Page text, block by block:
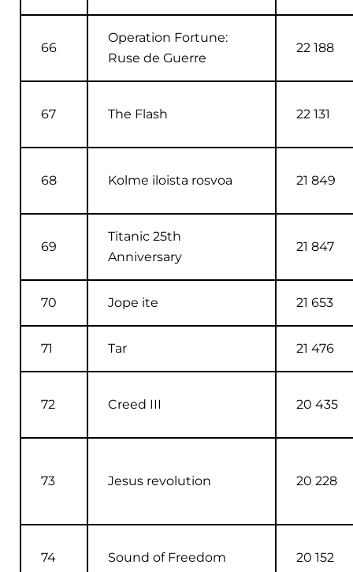
66
Operation Fortune:
Ruse de Guerre
22 188
67 The Flash 22 131
68 Kolme iloista rosvoa 21 849
69
Titanic 25th
Anniversary
21 847
70 Jope ite 21 653
71 Tar 21 476
72 Creed III 20 435
73 Jesus revolution 20 228
74 Sound of Freedom 20 152